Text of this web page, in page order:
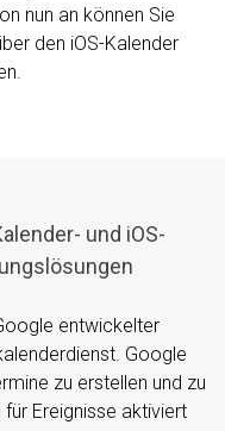
nun an können Sie
den iOS-Kalender
und iOS-
entwickelter
Google
zu erstellen und zu
Ereignisse aktiviert